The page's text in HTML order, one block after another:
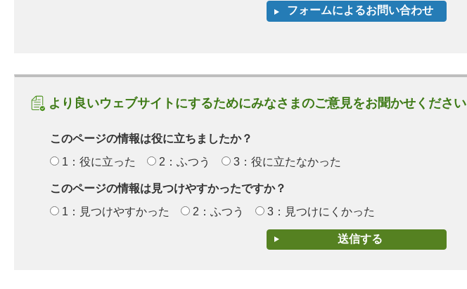
より良いウェブサイトにするためにみなさまのご意見をお聞かせください
このページの情報は役に立ちましたか？
1：役に立った
2：ふつう 3：役に立たなかった
このページの情報は見つけやすかったですか？
1：見つけやすかった
2：ふつう 3：見つけにくかった